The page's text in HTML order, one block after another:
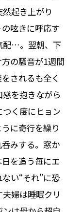
起き上がり
の呟きに呼応す
配…。翌朝、下
の騒音が1週間
されるも全く
を抱きながら
く度にヒョン
に奇行を繰り
みする。窓か
を追う毎にエ
い“それ”に恐
婦は睡眠クリ